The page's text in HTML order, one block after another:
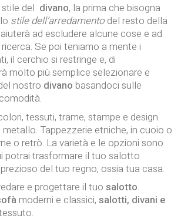
del divano, la prima che bisogna
stile dell’arredamento del resto della
ad escludere alcune cose e ad
Se poi teniamo a mente i
il cerchio si restringe e, di
molto più semplice selezionare e
nostro divano basandoci sulle
tessuti, trame, stampe e design.
metallo. Tappezzerie etniche, in cuoio o
o retrò. La varietà e le opzioni sono
potrai trasformare il tuo salotto
del tuo regno, ossia tua casa.
e progettare il tuo salotto.
moderni e classici, salotti, divani e